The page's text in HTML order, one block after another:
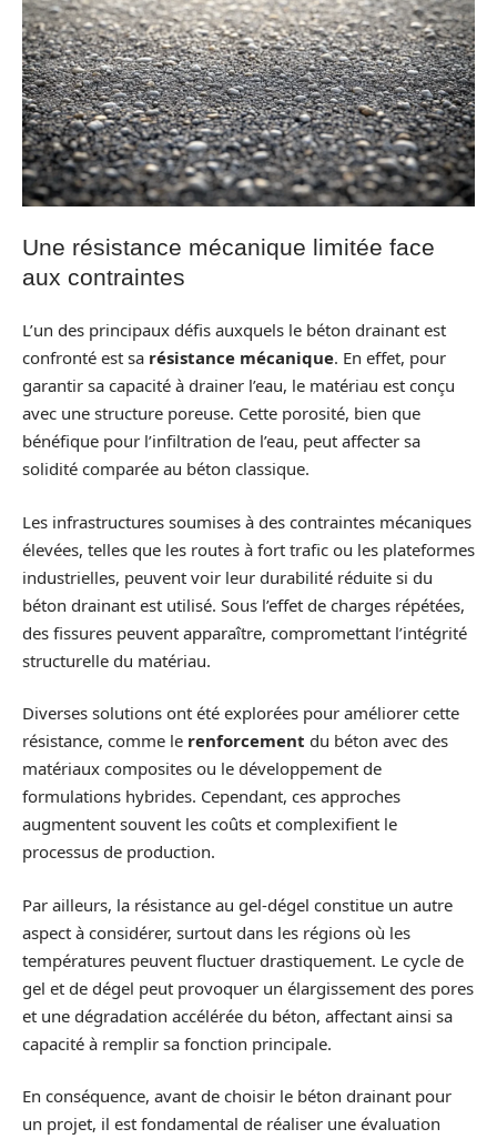
Une résistance mécanique limitée face
aux contraintes
L’un des principaux défis auxquels le béton drainant est
confronté est sa résistance mécanique. En effet, pour
garantir sa capacité à drainer l’eau, le matériau est conçu
avec une structure poreuse. Cette porosité, bien que
bénéfique pour l’infiltration de l’eau, peut affecter sa
solidité comparée au béton classique.
Les infrastructures soumises à des contraintes mécaniques
élevées, telles que les routes à fort trafic ou les plateformes
industrielles, peuvent voir leur durabilité réduite si du
béton drainant est utilisé. Sous l’effet de charges répétées,
des fissures peuvent apparaître, compromettant l’intégrité
structurelle du matériau.
Diverses solutions ont été explorées pour améliorer cette
résistance, comme le renforcement du béton avec des
matériaux composites ou le développement de
formulations hybrides. Cependant, ces approches
augmentent souvent les coûts et complexifient le
processus de production.
Par ailleurs, la résistance au gel-dégel constitue un autre
aspect à considérer, surtout dans les régions où les
températures peuvent fluctuer drastiquement. Le cycle de
gel et de dégel peut provoquer un élargissement des pores
et une dégradation accélérée du béton, affectant ainsi sa
capacité à remplir sa fonction principale.
En conséquence, avant de choisir le béton drainant pour
un projet, il est fondamental de réaliser une évaluation